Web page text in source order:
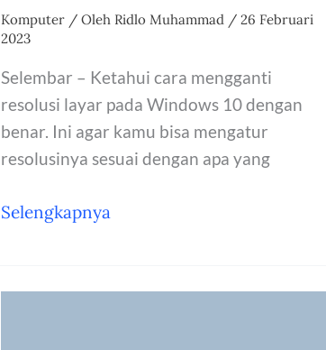
Komputer/ Oleh Ridlo Muhammad / 26 Februari
2023
Selembar – Ketahui cara mengganti
resolusi layar pada Windows 10 dengan
benar. Ini agar kamu bisa mengatur
resolusinya sesuai dengan apa yang
Cara
Layar
Selengkapnya